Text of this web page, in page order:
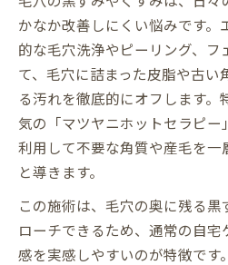
由
マツヤニホットセラ
説
エステ施術がもたら
肌
肌のくすみ改善にエ
ト
毛穴洗浄を実感するエス
エステの毛穴洗浄で
ケア
かなか改善しにくい悩みです。
的な毛穴洗浄やピーリング、フ
て、毛穴に詰まった皮脂や古い
る汚れを徹底的にオフします。
気の「マツヤニホットセラピ
利用して不要な角質や産毛を
と導きます。
この施術は、毛穴の奥に残る
ローチできるため、通常の自
感を実感しやすいのが特徴です